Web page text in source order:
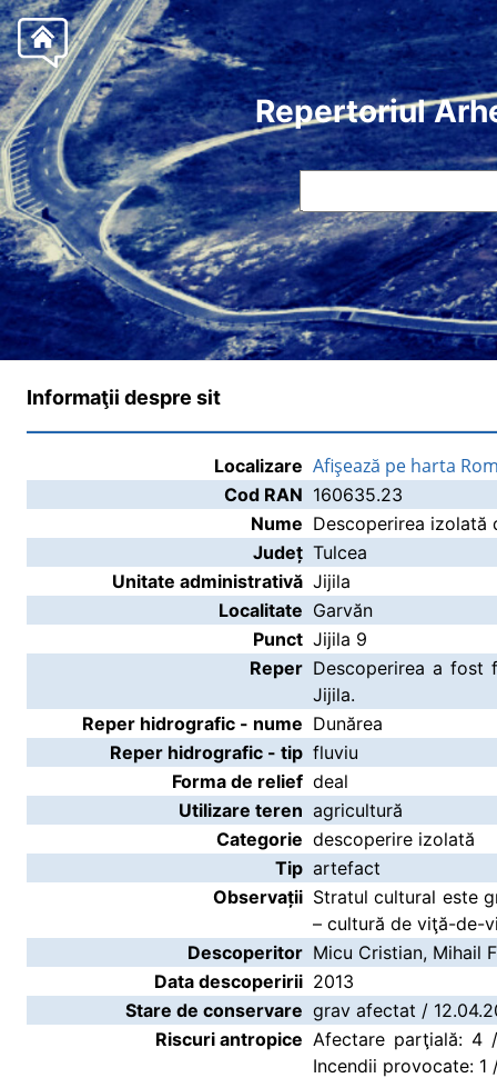
Repertoriul
Informaţii despre sit
Localizare Afişează pe harta
Cod RAN 160635.23
Nume Descoperirea izolată
Județ Tulcea
Unitate administrativă Jijila
Localitate Garvăn
Punct Jijila 9
Reper Descoperirea a fost
Jijila.
Reper hidrografic - nume Dunărea
Reper hidrografic - tip fluviu
Forma de relief deal
Utilizare teren agricultură
Categorie descoperire izolată
Tip artefact
Observații Stratul cultural este
– cultură de viţă-de-
Descoperitor Micu Cristian, Mihail
Data descoperirii 2013
Stare de conservare grav afectat /
Riscuri antropice Afectare parţială: 4
Incendii provocate: 1